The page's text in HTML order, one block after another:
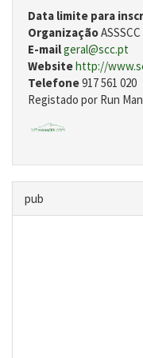
Data limite para
Organização
E-mailgeral@scc.pt
Websitehttp://
Telefone917 561 020
Registado por Run
pub